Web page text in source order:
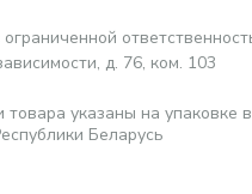
д. 76, ком. 103
товара указаны на упаковке
Беларусь